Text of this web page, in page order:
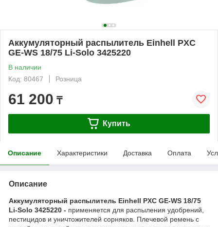
Аккумуляторный распылитель Einhell PXC
GE-WS 18/75 Li-Solo 3425220
В наличии
Код: 80467
Розница
61 200 ₸
Купить
Описание Характеристики Доставка Оплата
Описание
Аккумуляторный распылитель Einhell PXC GE-WS 18/75
Li-Solo 3425220 - применяется для распыления удобрений,
пестицидов и уничтожителей сорняков. Плечевой ремень с